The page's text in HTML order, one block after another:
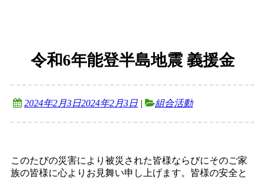
令和6年能登半島地震 義援金
2024年2月3日2024年2月3日 | 組合活動
このたびの災害により被災された皆様ならびにそのご家
族の皆様に心よりお見舞い申し上げます。皆様の安全と